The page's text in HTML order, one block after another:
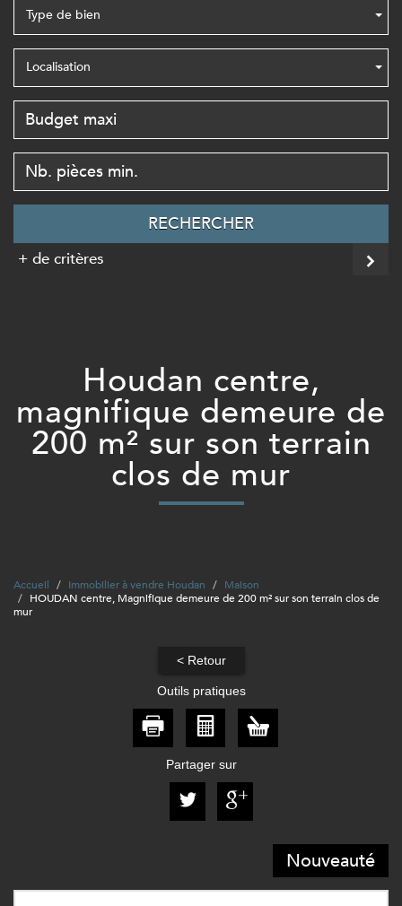
Type de bien
Localisation
RECHERCHER
+ de critères
houdan centre,
magnifique demeure de
200 m² sur son terrain
clos de mur
Accueil Immobilier à vendre Houdan
Maison
HOUDAN centre, Magnifique demeure de 200 m² sur son terrain clos de
mur
< Retour
Outils pratiques
Partager sur
Nouveauté